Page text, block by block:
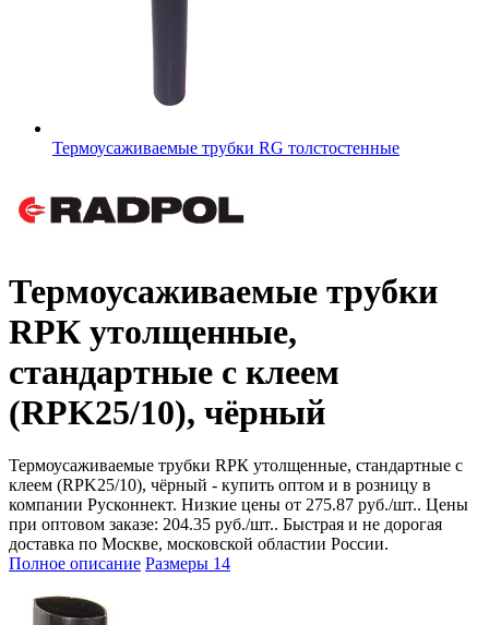
Термоусаживаемые трубки RG толстостенные
Термоусаживаемые трубки
RPК утолщенные,
стандартные с клеем
(RPK25/10), чёрный
Термоусаживаемые трубки RPК утолщенные, стандартные с
клеем (RPK25/10), чёрный - купить оптом и в розницу в
компании Русконнект. Низкие цены от 275.87 руб./шт.. Цены
при оптовом заказе: 204.35 руб./шт.. Быстрая и не дорогая
доставка по Москве, московской областии России.
Полное описание Размеры 14